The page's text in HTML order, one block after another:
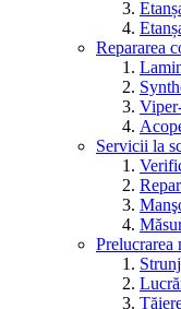
Repararea
Servicii la
Prelucrarea